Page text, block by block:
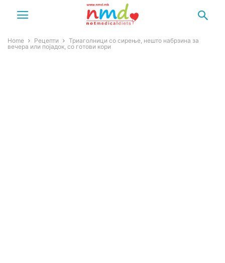
Home Рецепти
Триаголници со сирење, нешто набрзина за
вечера или појадок, со готови кори